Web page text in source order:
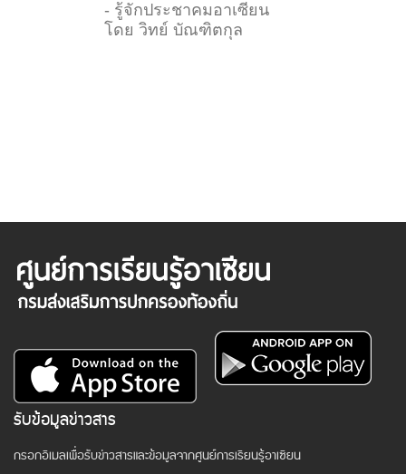
- รู้จักประชาคมอาเซียน
โดย วิทย์ บัณฑิตกุล
รับข้อมูลข่าวสาร
กรอกอีเมลเพื่อรับข่าวสารและข้อมูลจากศูนย์การเรียนรู้อาเซียน